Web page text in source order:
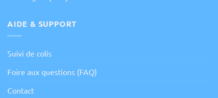
AIDE & SUPPORT
Suivi de colis
Foire aux questions (FAQ)
Contact